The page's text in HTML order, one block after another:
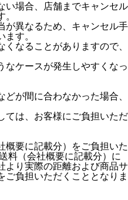
い場合、店舗までキャンセル
が異なるため、キャンセル手
す。
なることがありますので、
なケースが発生しやすくなっ
どが間に合わなかった場合、
ては、お客様にご負担いただ
概要に記載分）をご負担いた
料（会社概要に記載分）に
り実際の距離および商品サ
ご負担いただくこととなりま